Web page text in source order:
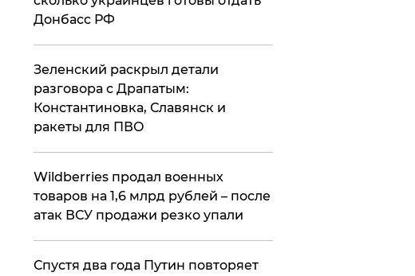
Донбасс РФ
​Зеленский раскрыл детали
разговора с Драпатым:
Константиновка, Славянск и
ракеты для ПВО
​Wildberries продал военных
товаров на 1,6 млрд рублей – после
атак ВСУ продажи резко упали
Спустя два года Путин повторяет